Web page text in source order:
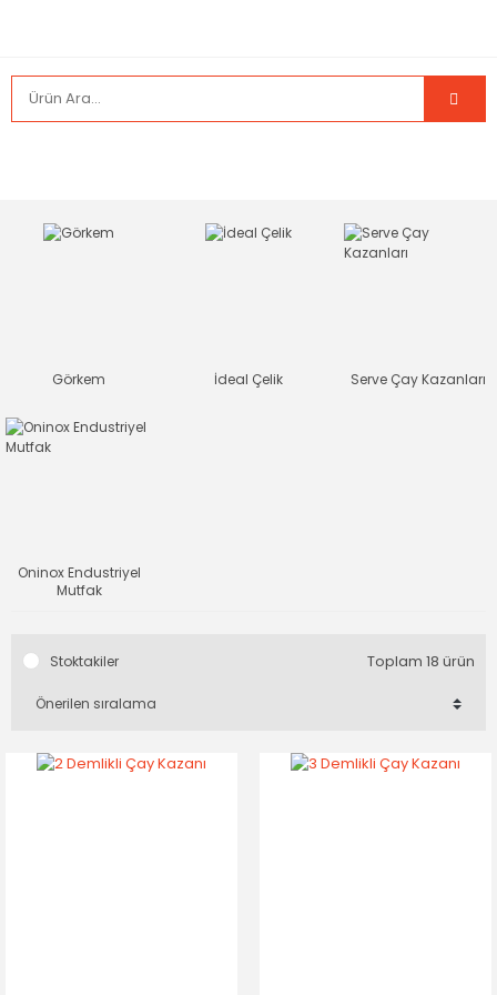
Görkem İdeal Çelik Serve Çay Kazanları
Oninox Endustriyel
Mutfak
Stoktakiler Toplam 18 ürün